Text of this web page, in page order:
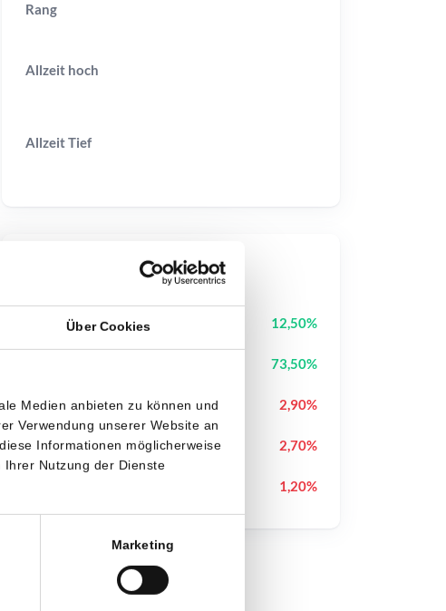
Über Cookies
Medien anbieten zu können und
Verwendung unserer Website an
Informationen möglicherweise
Nutzung der Dienste
Marketing
Rang
Allzeit hoch
AllzeitTief
Cash Cat CASHCAT 12,50%
73,50%
Hyperliquid HYPE 2,90%
Sui SUI 2,70%
1,20%